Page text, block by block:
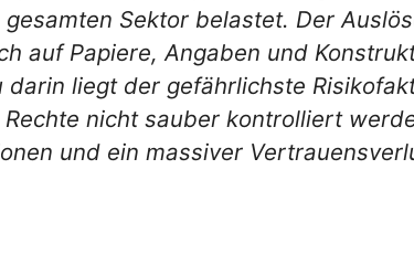
Sektor belastet. Der
auf Papiere, Angaben und
liegt der gefährlichste
nicht sauber kontrolliert
und ein massiver